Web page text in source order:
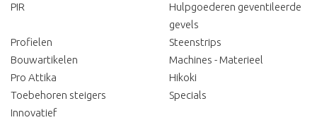
PIR
Hulpgoederen geventileerde
gevels
Profielen
Steenstrips
Bouwartikelen
Machines - Materieel
Pro Attika
Hikoki
Toebehoren steigers
Specials
Innovatief